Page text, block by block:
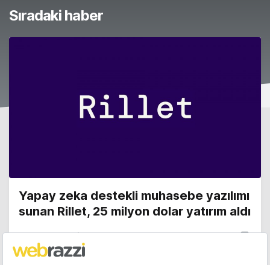
Sıradaki haber
Yapay zeka destekli muhasebe yazılımı
sunan Rillet, 25 milyon dolar yatırım aldı
Arden Papuççiyan